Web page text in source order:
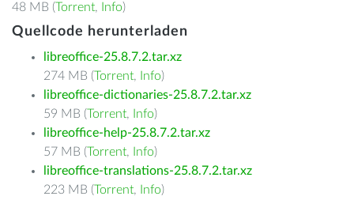
48 MB (Torrent, Info)
Quellcode herunterladen
libreoffice-25.8.7.2.tar.xz
274 MB (Torrent, Info)
libreoffice-dictionaries-25.8.7.2.tar.xz
59 MB (Torrent, Info)
libreoffice-help-25.8.7.2.tar.xz
57 MB (Torrent, Info)
libreoffice-translations-25.8.7.2.tar.xz
223 MB (Torrent, Info)